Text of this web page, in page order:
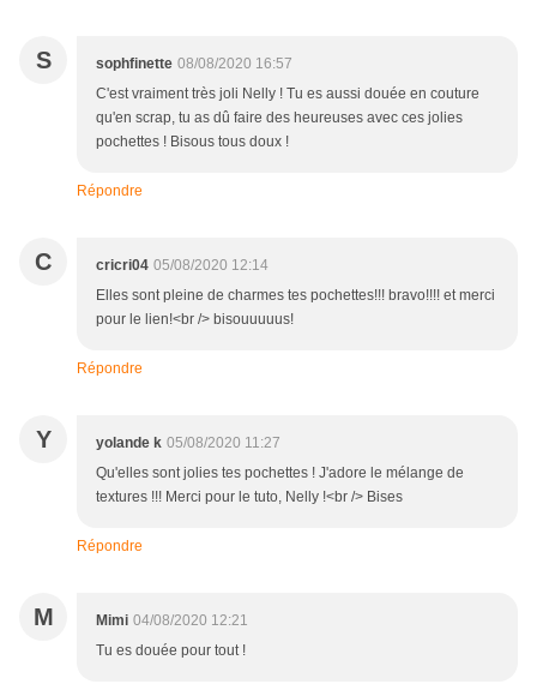
S sophfinette 08/08/2020 16:57
C'est vraiment très joli Nelly ! Tu es aussi douée en couture
qu'en scrap, tu as dû faire des heureuses avec ces jolies
pochettes ! Bisous tous doux !
Répondre
C cricri04 05/08/2020 12:14
Elles sont pleine de charmes tes pochettes!!! bravo!!!! et merci
pour le lien!<br /> bisouuuuus!
Répondre
Y yolande k 05/08/2020 11:27
Qu'elles sont jolies tes pochettes ! J'adore le mélange de
textures !!! Merci pour le tuto, Nelly !<br /> Bises
Répondre
M Mimi 04/08/2020 12:21
Tu es douée pour tout !